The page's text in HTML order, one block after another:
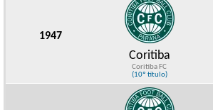
1947
Coritiba
Coritiba FC
(10º título)